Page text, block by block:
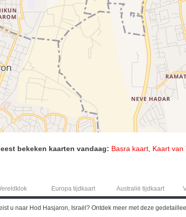
bekeken kaarten vandaag: Basra kaart Kaart van
Europa tijdkaart Australië tijdkaart
u naar Hod Hasjaron, Israël? Ontdek meer met deze